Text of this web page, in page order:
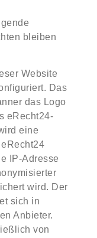
bleiben
Website
Das
das Logo
eRecht24-
eine
IP-Adresse
wird. Der
sich in
Anbieter.
von